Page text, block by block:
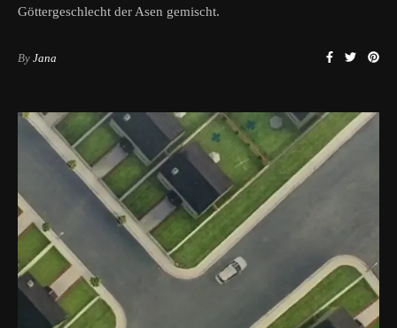
Göttergeschlecht der Asen gemischt.
By Jana